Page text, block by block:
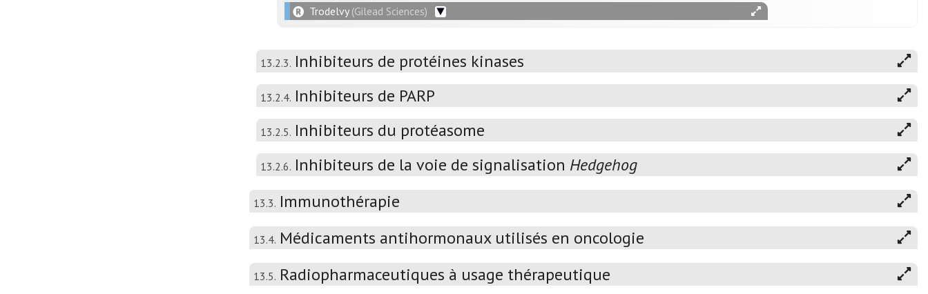
Trodelvy(Gilead Sciences)
13.2.3. Inhibiteurs de protéines kinases
13.2.4. Inhibiteurs de PARP
13.2.5. Inhibiteurs du protéasome
13.2.6. Inhibiteurs de la voie de signalisation Hedgehog
13.3. Immunothérapie
13.4. Médicaments antihormonaux utilisés en oncologie
13.5. Radiopharmaceutiques à usage thérapeutique